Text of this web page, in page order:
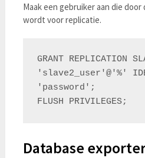
Maak een gebruiker aan die
wordt voor replicatie.
GRANT REPLICATION
'slave2_user'@'%'
'password';
Database